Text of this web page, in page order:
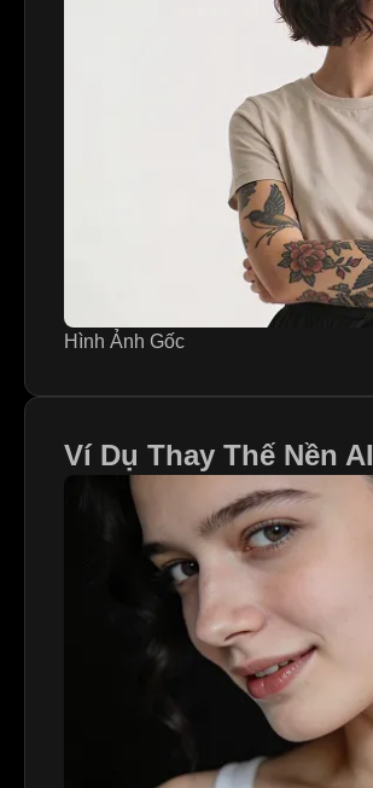
Hình Ảnh Gốc
Ví Dụ Thay Thế Nền AI